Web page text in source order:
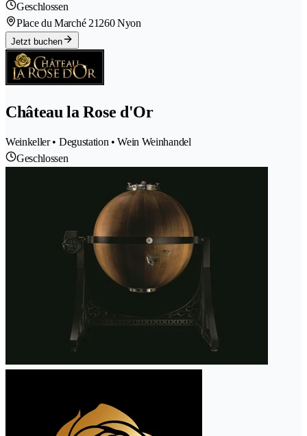
Geschlossen
Place du Marché 21260 Nyon
Jetzt buchen
Château la Rose d'Or
Weinkeller • Degustation • Wein Weinhandel
Geschlossen